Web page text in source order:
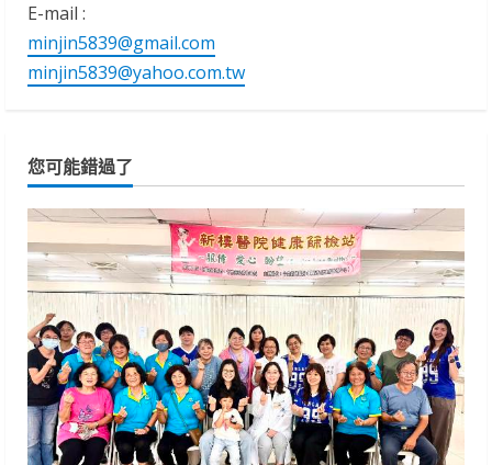
E-mail :
minjin5839@gmail.com
minjin5839@yahoo.com.tw
您可能錯過了